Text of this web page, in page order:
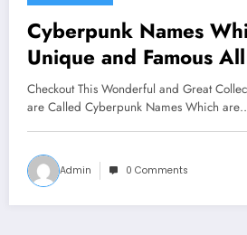
Cyberpunk Names
Unique and Famous
Worlds
Checkout This Wonderful and Great
are Called Cyberpunk Names Which
Admin 0 Comments